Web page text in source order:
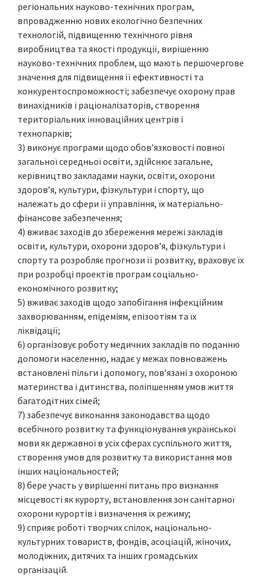
регіональних науково-технічних програм,
впровадженню нових екологічно безпечних
технологій, підвищенню технічного рівня
виробництва та якості продукції, вирішенню
науково-технічних проблем, що мають першочергове
значення для підвищення її ефективності та
конкурентоспроможності; забезпечує охорону прав
винахідників і раціоналізаторів, створення
територіальних інноваційних центрів і
технопарків;
3) виконує програми щодо обов’язковості повної
загальної середньої освіти, здійснює загальне,
керівництво закладами науки, освіти, охорони
здоров’я, культури, фізкультури і спорту, що
належать до сфери її управління, їх матеріально-
фінансове забезпечення;
4) вживає заходів до збереження мережі закладів
освіти, культури, охорони здоров’я, фізкультури і
спорту та розробляє прогнози її розвитку, враховує їх
при розробці проектів програм соціально-
економічного розвитку;
5) вживає заходів щодо запобігання інфекційним
захворюванням, епідеміям, епізоотіям та їх
ліквідації;
6) організовує роботу медичних закладів по поданню
допомоги населенню, надає у межах повноважень
встановлені пільги і допомогу, пов’язані з охороною
материнства і дитинства, поліпшенням умов життя
багатодітних сімей;
7) забезпечує виконання законодавства щодо
всебічного розвитку та функціонування української
мови як державної в усіх сферах суспільного життя,
створення умов для розвитку та використання мов
інших національностей;
8) бере участь у вирішенні питань про визнання
місцевості як курорту, встановлення зон санітарної
охорони курортів і визначення їх режиму;
9) сприяє роботі творчих спілок, національно-
культурних товариств, фондів, асоціацій, жіночих,
молодіжних, дитячих та інших громадських
організацій.